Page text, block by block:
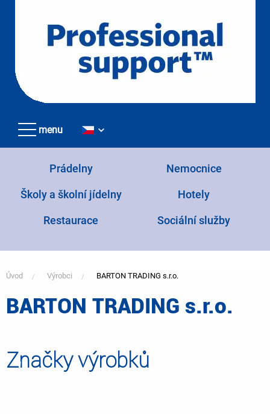
menu
Prádelny Nemocnice
Školy a školní jídelny Hotely
Restaurace Sociální služby
are
Úvod Výrobci BARTON TRADING s.r.o.
BARTON TRADING s.r.o.
Značky výrobků